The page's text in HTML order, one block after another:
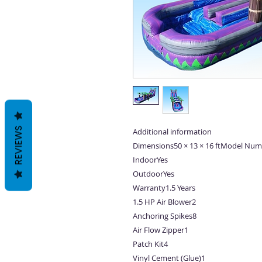
Additional information
Dimensions50 × 13 × 16 ftModel
IndoorYes
OutdoorYes
Warranty1.5 Years
1.5 HP Air Blower2
Anchoring Spikes8
Air Flow Zipper1
Patch Kit4
Vinyl Cement (Glue)1
REVIEWS